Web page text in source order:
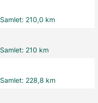
Samlet: 210,0 km
Samlet: 210 km
Samlet: 228,8 km